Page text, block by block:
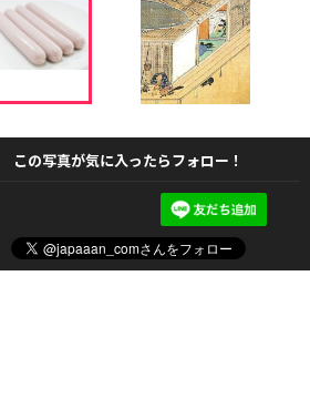
この写真が気に入ったらフォロー！